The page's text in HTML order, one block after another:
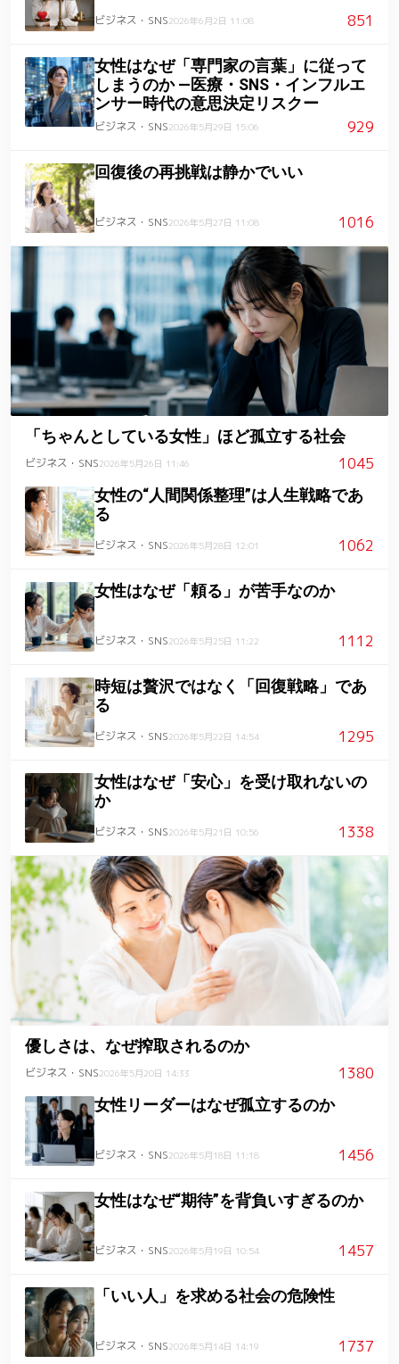
ビジネス・SNS2026年6月2日 11:08 851
女性はなぜ「専門家の言葉」に従って
しまうのか ―医療・SNS・インフルエ
ンサー時代の意思決定リスクー
ビジネス・SNS2026年5月29日 15:06 929
回復後の再挑戦は静かでいい
ビジネス・SNS2026年5月27日 11:08 1016
「ちゃんとしている女性」ほど孤立する社会
ビジネス・SNS2026年5月26日 11:46 1045
女性の“人間関係整理”は人生戦略であ
る
ビジネス・SNS2026年5月28日 12:01 1062
女性はなぜ「頼る」が苦手なのか
ビジネス・SNS2026年5月25日 11:22 1112
時短は贅沢ではなく「回復戦略」であ
る
ビジネス・SNS2026年5月22日 14:54 1295
女性はなぜ「安心」を受け取れないの
か
ビジネス・SNS2026年5月21日 10:56 1338
優しさは、なぜ搾取されるのか
ビジネス・SNS2026年5月20日 14:33 1380
女性リーダーはなぜ孤立するのか
ビジネス・SNS2026年5月18日 11:18 1456
女性はなぜ“期待”を背負いすぎるのか
ビジネス・SNS2026年5月19日 10:54 1457
「いい人」を求める社会の危険性
ビジネス・SNS2026年5月14日 14:19 1737